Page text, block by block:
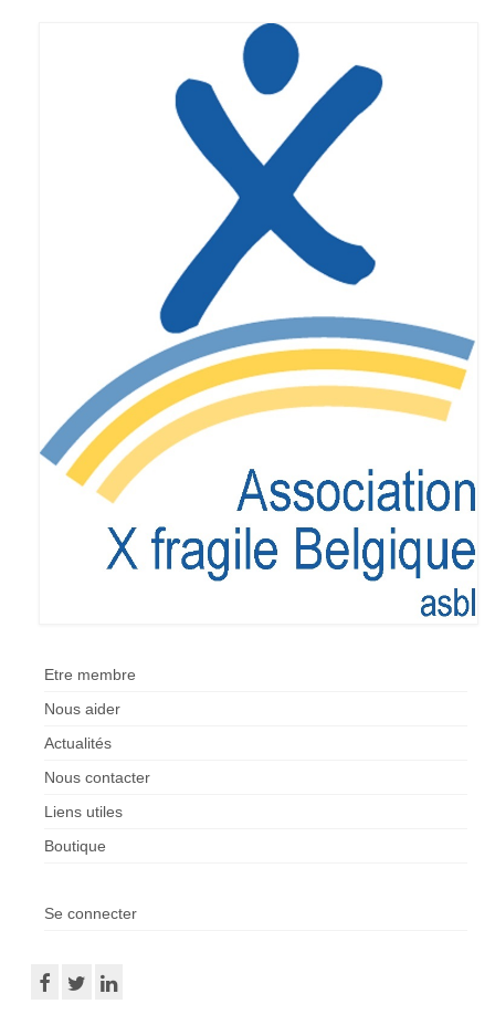
Syndrome du X fragile (FXS)
Syndrome du tremblement-ataxie lié au X
fragile (FXTAS)
Syndrome de l’Insuffisance Ovarienne
Précoce liée au X fragile (FXPOI)
Dépistage génétique
La déficience intellectuelle
Association X fragile
Mission et objectifs
Organisation
Le Conseil d’Administration
Le Conseil scientifique
Etre membre
Nos revendications
Quand il n’y a pas de diagnostic
A l’annonce du handicap
Quand nous ne serons plus là
Etre membre
Nous aider
Actualités
Nous contacter
Liens utiles
Boutique
Se connecter